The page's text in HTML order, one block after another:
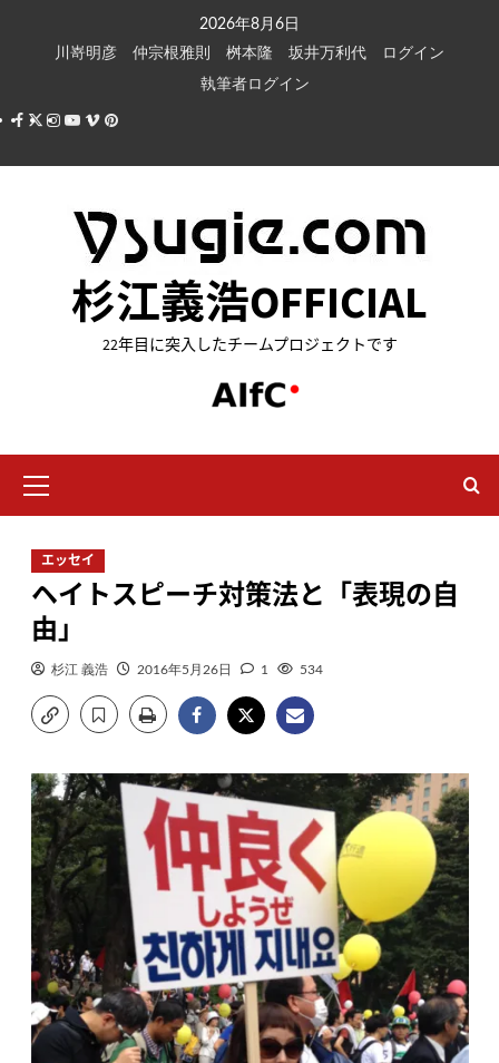
キ
2026年8月6日
川嵜明彦
仲宗根雅則 桝本隆 坂井万利代
ログイン
執筆者ログイン
Facebook
X Instagram
Youtube
VimeoPinterest
杉江義浩OFFICIAL
22年目に突入したチームプロジェクトです
イ
ン
ニ
ュ
ー
エッセイ
ヘイトスピーチ対策法と「表現の自
由」
杉江 義浩 2016年5月26日 1 534